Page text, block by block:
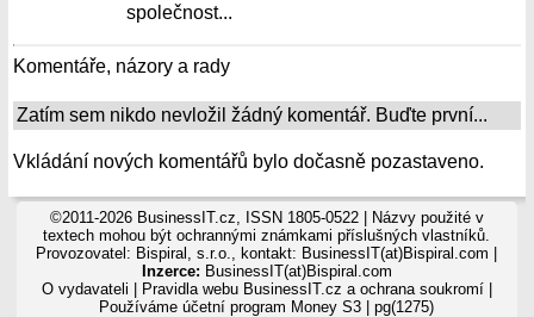
společnost...
Komentáře, názory a rady
Zatím sem nikdo nevložil žádný komentář. Buďte první...
Vkládání nových komentářů bylo dočasně pozastaveno.
©2011-2026 BusinessIT.cz, ISSN 1805-0522 | Názvy použité v
textech mohou být ochrannými známkami příslušných vlastníků.
Provozovatel: Bispiral, s.r.o., kontakt: BusinessIT(at)Bispiral.com |
Inzerce: BusinessIT(at)Bispiral.com
O vydavateli
Pravidla webu BusinessIT.cz a ochrana soukromí|
Používámeúčetní program Money S3 | pg(1275)